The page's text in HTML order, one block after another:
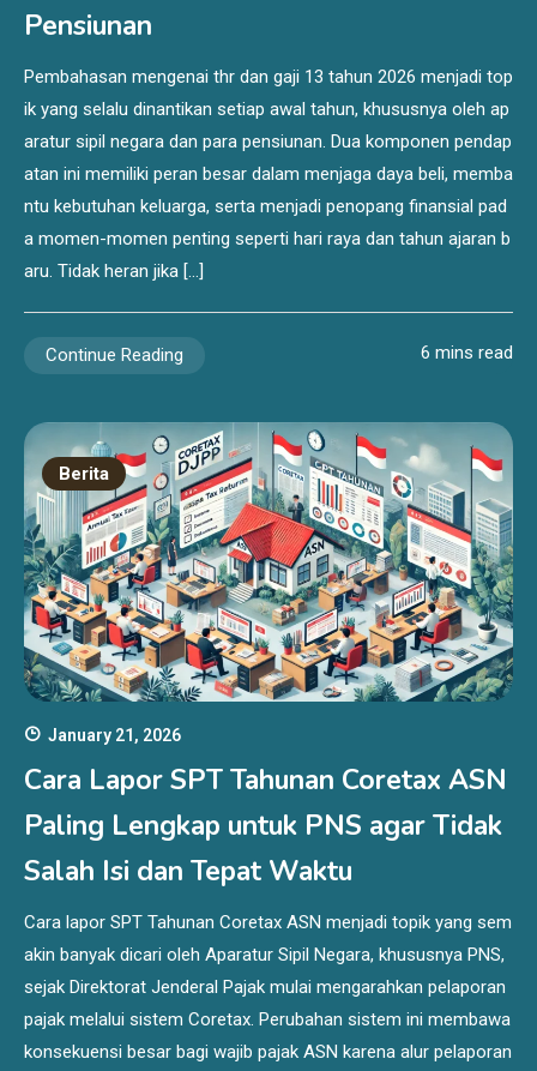
Pensiunan
Pembahasan mengenai thr dan gaji 13 tahun 2026 menjadi top
ik yang selalu dinantikan setiap awal tahun, khususnya oleh ap
aratur sipil negara dan para pensiunan. Dua komponen pendap
atan ini memiliki peran besar dalam menjaga daya beli, memba
ntu kebutuhan keluarga, serta menjadi penopang finansial pad
a momen-momen penting seperti hari raya dan tahun ajaran b
aru. Tidak heran jika […]
Continue Reading 6 mins read
Berita
January 21, 2026
Cara Lapor SPT Tahunan Coretax ASN
Paling Lengkap untuk PNS agar Tidak
Salah Isi dan Tepat Waktu
Cara lapor SPT Tahunan Coretax ASN menjadi topik yang sem
akin banyak dicari oleh Aparatur Sipil Negara, khususnya PNS,
sejak Direktorat Jenderal Pajak mulai mengarahkan pelaporan
pajak melalui sistem Coretax. Perubahan sistem ini membawa
konsekuensi besar bagi wajib pajak ASN karena alur pelaporan